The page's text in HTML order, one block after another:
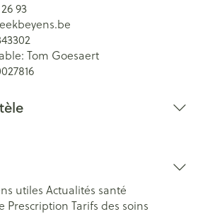
93
Tom Goesaert
utiles Actualités santé
Prescription Tarifs des soins